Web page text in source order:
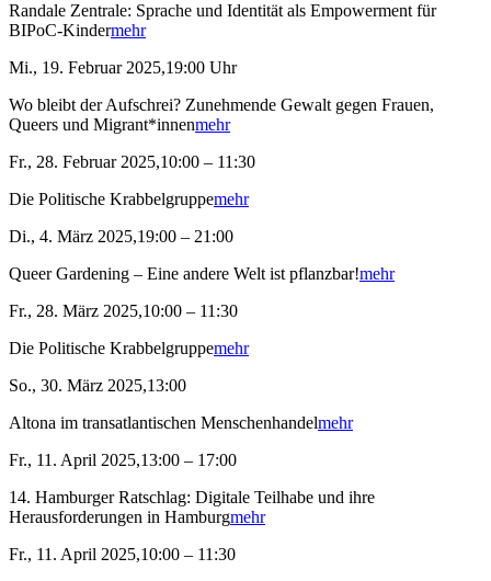
Randale Zentrale: Sprache und Identität als Empowerment für
BIPoC-Kindermehr
Mi., 19. Februar 2025,19:00 Uhr
Wo bleibt der Aufschrei? Zunehmende Gewalt gegen Frauen,
Queers und Migrant*innenmehr
Fr., 28. Februar 2025,10:00 – 11:30
Die Politische Krabbelgruppemehr
Di., 4. März 2025,19:00 – 21:00
Queer Gardening – Eine andere Welt ist pflanzbar!mehr
Fr., 28. März 2025,10:00 – 11:30
Die Politische Krabbelgruppemehr
So., 30. März 2025,13:00
Altona im transatlantischen Menschenhandelmehr
Fr., 11. April 2025,13:00 – 17:00
14. Hamburger Ratschlag: Digitale Teilhabe und ihre
Herausforderungen in Hamburgmehr
Fr., 11. April 2025,10:00 – 11:30